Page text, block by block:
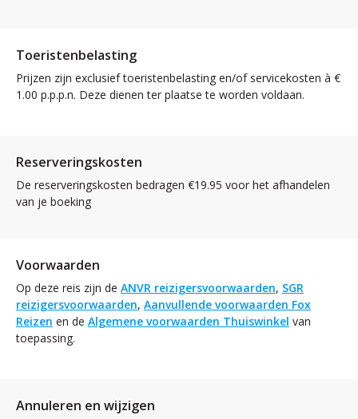
Toeristenbelasting
Prijzen zijn exclusief toeristenbelasting en/of servicekosten à €
1.00 p.p.p.n. Deze dienen ter plaatse te worden voldaan.
Reserveringskosten
De reserveringskosten bedragen €19.95 voor het afhandelen
van je boeking
Voorwaarden
Op deze reis zijn de ANVR reizigersvoorwaarden, SGR
reizigersvoorwaarden, Aanvullende voorwaarden Fox
Reizen en de Algemene voorwaarden Thuiswinkel van
toepassing.
Annuleren en wijzigen